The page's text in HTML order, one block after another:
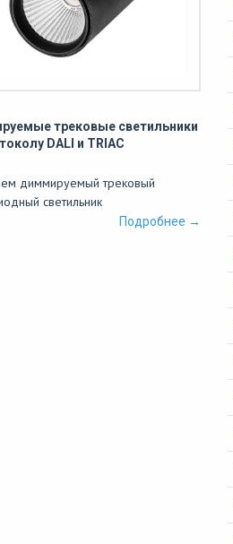
трековые светильники
DALI и TRIAC
диммируемый трековый
светильник
Подробнее →